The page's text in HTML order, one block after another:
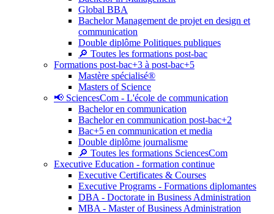
Global BBA
Bachelor Management de projet en design et
communication
Double diplôme Politiques publiques
🔎 Toutes les formations post-bac
Formations post-bac+3 à post-bac+5
Mastère spécialisé®
Masters of Science
📢 SciencesCom - L'école de communication
Bachelor en communication
Bachelor en communication post-bac+2
Bac+5 en communication et media
Double diplôme journalisme
🔎 Toutes les formations SciencesCom
Executive Education - formation continue
Executive Certificates & Courses
Executive Programs - Formations diplomantes
DBA - Doctorate in Business Administration
MBA - Master of Business Administration